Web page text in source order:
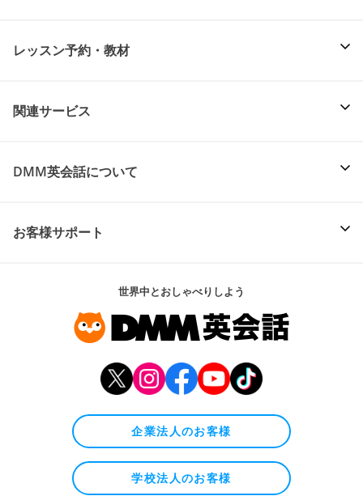
レッスン予約・教材
関連サービス
DMM英会話について
お客様サポート
世界中とおしゃべりしよう
企業法人のお客様
学校法人のお客様